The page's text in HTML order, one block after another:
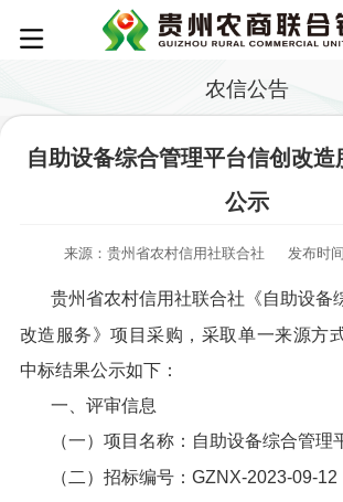
农信公告
自助设备综合管理平台信创改造
公示
来源：贵州省农村信用社联合社 发布时
贵州省农村信用社联合社《自助设备
改造服务》项目采购，采取单一来源方
中标结果公示如下：
一、评审信息
（一）项目名称：自助设备综合管理
（二）招标编号：GZNX-2023-09-12